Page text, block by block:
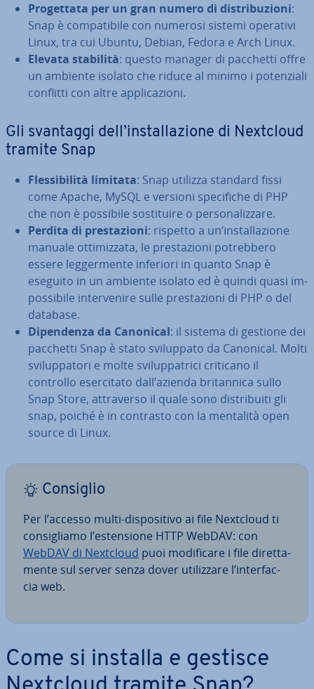
Pro­get­ta­ta per un gran numero di di­stri­bu­zio­ni:
Snap è com­pa­ti­bi­le con numerosi sistemi operativi
Linux, tra cui Ubuntu, Debian, Fedora e Arch Linux.
Elevata stabilità: questo manager di pacchetti offre
un ambiente isolato che riduce al minimo i po­ten­zia­li
conflitti con altre ap­pli­ca­zio­ni.
Gli svantaggi dell’in­stal­la­zio­ne di Nextcloud
tramite Snap
Fles­si­bi­li­tà limitata: Snap utilizza standard fissi
come Apache, MySQL e versioni spe­ci­fi­che di PHP
che non è possibile so­sti­tui­re o per­so­na­liz­za­re.
Perdita di pre­sta­zio­ni: rispetto a un’in­stal­la­zio­ne
manuale ot­ti­miz­za­ta, le pre­sta­zio­ni po­treb­be­ro
essere leg­ger­men­te inferiori in quanto Snap è
eseguito in un ambiente isolato ed è quindi quasi im­
pos­si­bi­le in­ter­ve­ni­re sulle pre­sta­zio­ni di PHP o del
database.
Di­pen­den­za da Canonical: il sistema di gestione dei
pacchetti Snap è stato svi­lup­pa­to da Canonical. Molti
svi­lup­pa­to­ri e molte svi­lup­pa­tri­ci criticano il
controllo eser­ci­ta­to dall’azienda bri­tan­ni­ca sullo
Snap Store, at­tra­ver­so il quale sono di­stri­bui­ti gli
snap, poiché è in contrasto con la mentalità open
source di Linux.
Consiglio
Per l’accesso multi-di­spo­si­ti­vo ai file Nextcloud ti
con­si­glia­mo l’esten­sio­ne HTTP WebDAV: con
WebDAV di Nextcloud puoi mo­di­fi­ca­re i file di­ret­ta­
men­te sul server senza dover uti­liz­za­re l’in­ter­fac­
cia web.
Come si installa e gestisce